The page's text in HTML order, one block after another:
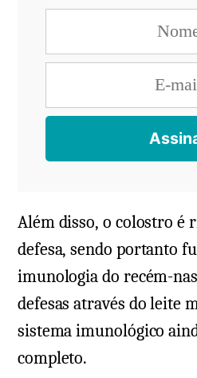
Além disso, o colostro é
defesa, sendo portanto
imunologia do recém-
defesas através do leite
sistema imunológico
completo.